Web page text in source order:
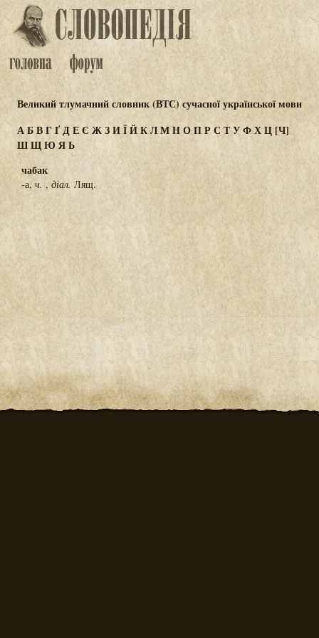
Великий тлумачний словник (ВТС) сучасної української мови
АБВГҐДЕЄ ЖЗИЇЙКЛМНОПРС ТУФХЦ [Ч]
ШЩЮЯЬ
чабак
-а, ч. , діал. Лящ.